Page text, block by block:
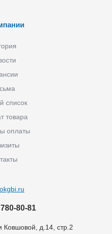
список
товара
оплаты
80-81
Ковшовой, д.14, стр.2